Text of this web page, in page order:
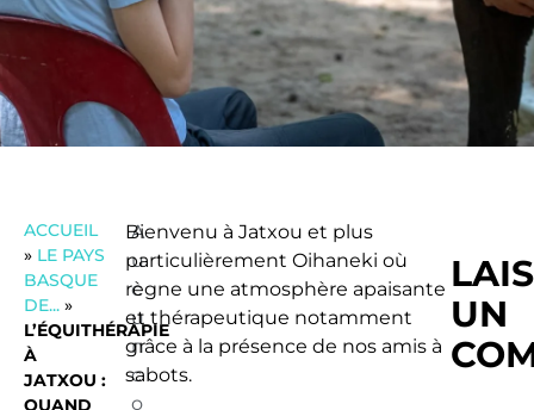
ACCUEIL
» LE PAYS
BASQUE
DE... »
L’ÉQUITHÉRAPIE
À
JATXOU :
QUAND
A
u
c
u
n
c
o
Bienvenu à Jatxou et plus
particulièrement Oihaneki où
règne une atmosphère apaisante
et thérapeutique notamment
grâce à la présence de nos amis à
sabots.
UN